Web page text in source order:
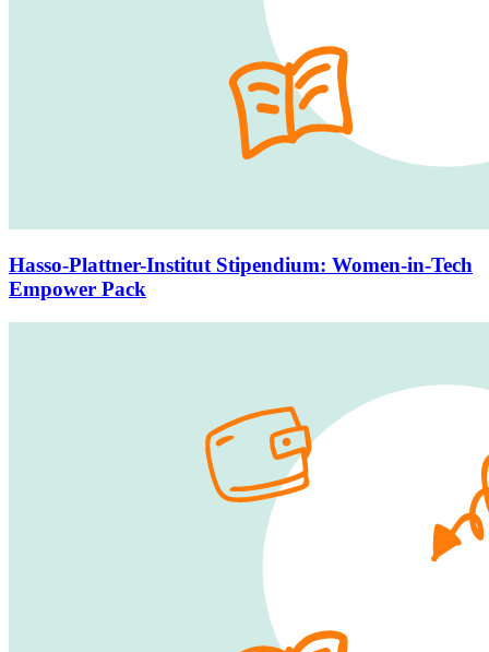
Hasso-Plattner-Institut Stipendium: Women-in-Tech
Empower Pack